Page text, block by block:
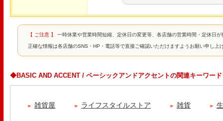
【 ご注意 】 一時休業や営業時間短縮、定休日の変更等、各店舗の営業時間・定休日
正確な情報は各店舗のSNS・HP・電話等で直接ご確認いただけますようお願い申し上
◆BASIC AND ACCENT / ベーシックアンドアクセントの関連キーワード
雑貨屋 ライフスタイルストア 雑貨